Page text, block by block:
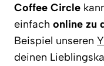
Coffee Circle
einfach online zu
Beispiel unseren
deinen